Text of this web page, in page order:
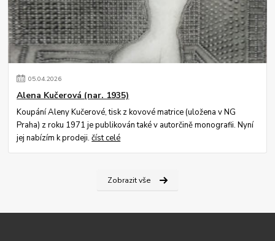
05.04.2026
Alena Kučerová (nar. 1935)
Koupání Aleny Kučerové, tisk z kovové matrice (uložena v NG
Praha) z roku 1971 je publikován také v autorčině monografii. Nyní
jej nabízím k prodeji.číst celé
Zobrazit vše